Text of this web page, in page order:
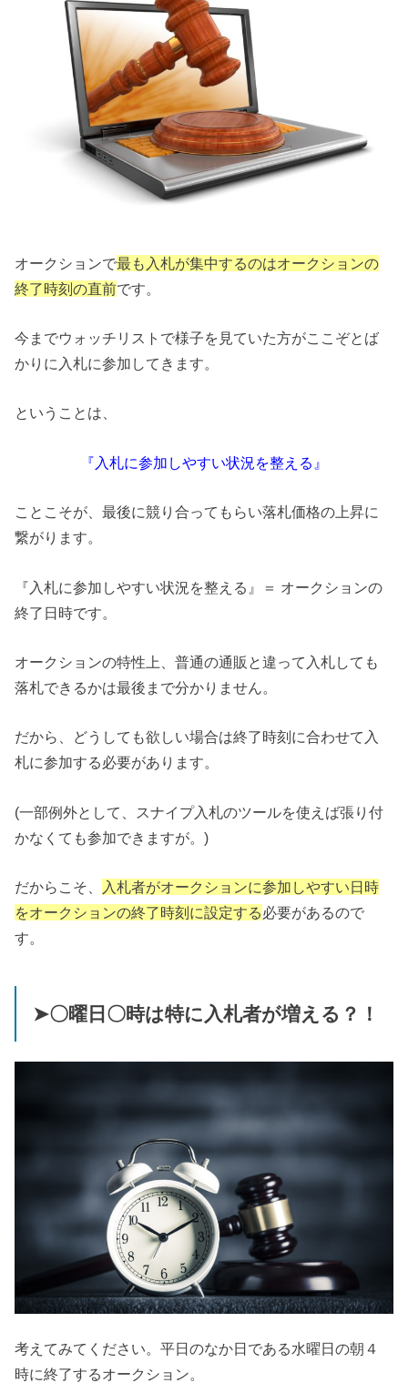
オークションで最も入札が集中するのはオークションの
終了時刻の直前です。
今までウォッチリストで様子を見ていた方がここぞとば
かりに入札に参加してきます。
ということは、
『入札に参加しやすい状況を整える』
ことこそが、最後に競り合ってもらい落札価格の上昇に
繋がります。
『入札に参加しやすい状況を整える』＝ オークションの
終了日時です。
オークションの特性上、普通の通販と違って入札しても
落札できるかは最後まで分かりません。
だから、どうしても欲しい場合は終了時刻に合わせて入
札に参加する必要があります。
(一部例外として、スナイプ入札のツールを使えば張り付
かなくても参加できますが。)
だからこそ、
入札者がオークションに参加しやすい日時
をオークションの終了時刻に設定する必要があるので
す。
➤〇曜日〇時は特に入札者が増える？！
考えてみてください。平日のなか日である水曜日の朝４
時に終了するオークション。